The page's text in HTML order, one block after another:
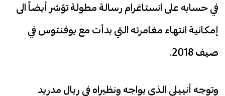
في حسابه على انستاغرام رسالة مطولة تؤشر أيضاً الى
إمكانية انتهاء مغامرته التي بدأت مع يوفنتوس في
صيف 2018.
وتوجه أنييلي الذي يواجه ونظيراه في ريال مدريد